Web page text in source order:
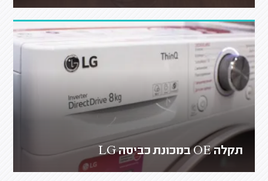
תקלה OE במכונת כביסה LG